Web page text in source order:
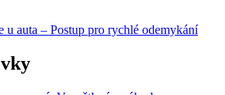
u auta – Postup pro rychlé odemykání